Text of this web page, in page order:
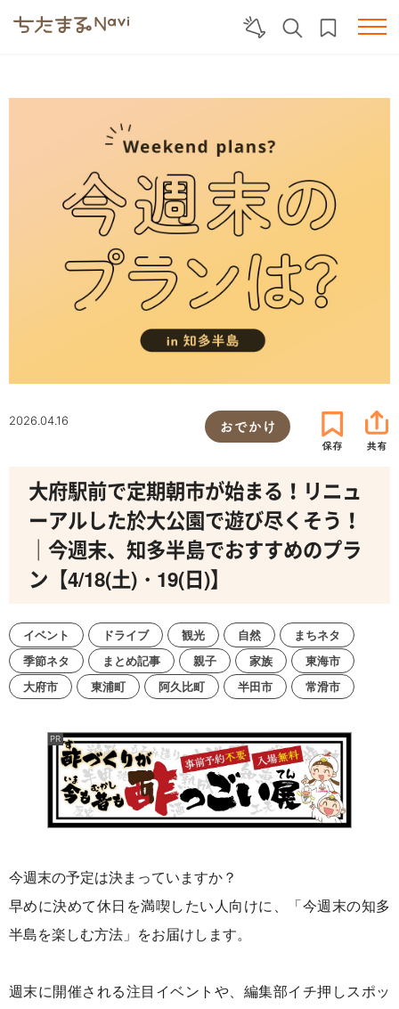
2026.04.16 おでかけ
大府駅前で定期朝市が始まる！リニュ
ーアルした於大公園で遊び尽くそう！
｜今週末、知多半島でおすすめのプラ
ン【4/18(土)・19(日)】
イベント ドライブ 観光 自然
まちネタ
季節ネタ
まとめ記事 親子 家族
東海市
大府市
東浦町 阿久比町 半田市 常滑市
今週末の予定は決まっていますか？
早めに決めて休日を満喫したい人向けに、「今週末の知多
半島を楽しむ方法」をお届けします。
週末に開催される注目イベントや、編集部イチ押しスポッ